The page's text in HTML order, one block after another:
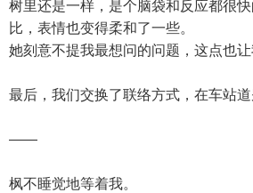
树里还是一样，是个脑袋和反应都很
比，表情也变得柔和了一些。
她刻意不提我最想问的问题，这点也让
最后，我们交换了联络方式，在车站道
——
枫不睡觉地等着我。